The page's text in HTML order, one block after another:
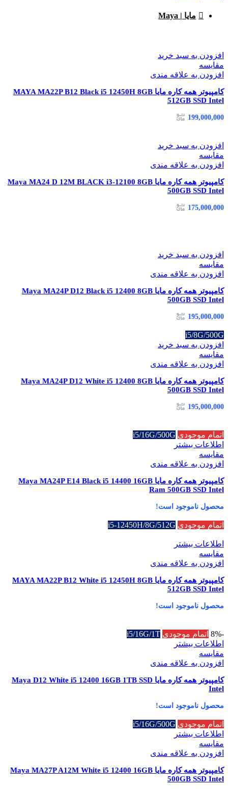
مایا | Maya
افزودن به سبد خرید
مقایسه
افزودن به علاقه مندی
کامپیوتر همه کاره مایا MAYA MA22P B12 Black i5 12450H 8GB
512GB SSD Intel
199,000,000
افزودن به سبد خرید
مقایسه
افزودن به علاقه مندی
کامپیوتر همه کاره مایا Maya MA24 D 12M BLACK i3-12100 8GB
500GB SSD Intel
175,000,000
افزودن به سبد خرید
مقایسه
افزودن به علاقه مندی
کامپیوتر همه کاره مایا Maya MA24P D12 Black i5 12400 8GB
500GB SSD Intel
195,000,000
i5/8G/500G
افزودن به سبد خرید
مقایسه
افزودن به علاقه مندی
کامپیوتر همه کاره مایا Maya MA24P D12 White i5 12400 8GB
500GB SSD Intel
195,000,000
اتمام موجودی i5/16G/500G
اطلاعات بیشتر
مقایسه
افزودن به علاقه مندی
کامپیوتر همه کاره مایا Maya MA24P E14 Black i5 14400 16GB
Ram 500GB SSD Intel
محصول ناموجود است!
اتمام موجودی i5-12450H/8G/512G
اطلاعات بیشتر
مقایسه
افزودن به علاقه مندی
کامپیوتر همه کاره مایا MAYA MA22P B12 White i5 12450H 8GB
512GB SSD Intel
محصول ناموجود است!
-8% اتمام موجودی i5/16G/1T
اطلاعات بیشتر
مقایسه
افزودن به علاقه مندی
کامپیوتر همه کاره مایا Maya D12 White i5 12400 16GB 1TB SSD
Intel
محصول ناموجود است!
اتمام موجودی i5/16G/500G
اطلاعات بیشتر
مقایسه
افزودن به علاقه مندی
کامپیوتر همه کاره مایا Maya MA27P A12M White i5 12400 16GB
500GB SSD Intel